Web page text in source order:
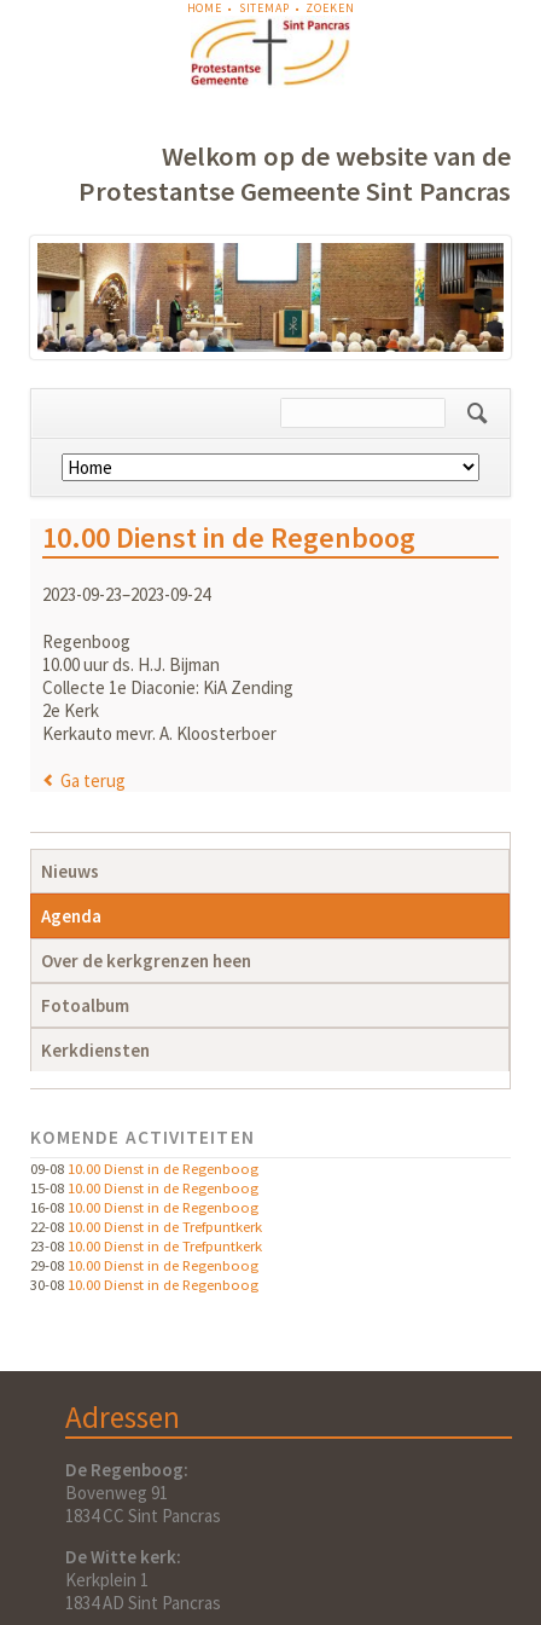
NAVIGATIE
OVERSLAAN
HOME SITEMAP ZOEKEN
Welkom op de website van de
Protestantse Gemeente Sint Pancras
Navigatie
overslaan
10.00 Dienst in de Regenboog
2023-09-23–2023-09-24
Regenboog
10.00 uur ds. H.J. Bijman
Collecte 1e Diaconie: KiA Zending
2e Kerk
Kerkauto mevr. A. Kloosterboer
Ga terug
Navigatie
overslaan
Nieuws
Agenda
Over de kerkgrenzen heen
Fotoalbum
Kerkdiensten
KOMENDE ACTIVITEITEN
09-08 10.00 Dienst in de Regenboog
15-08 10.00 Dienst in de Regenboog
16-08 10.00 Dienst in de Regenboog
22-08 10.00 Dienst in de Trefpuntkerk
23-08 10.00 Dienst in de Trefpuntkerk
29-08 10.00 Dienst in de Regenboog
30-08 10.00 Dienst in de Regenboog
Adressen
De Regenboog:
Bovenweg 91
1834 CC Sint Pancras
De Witte kerk:
Kerkplein 1
1834 AD Sint Pancras